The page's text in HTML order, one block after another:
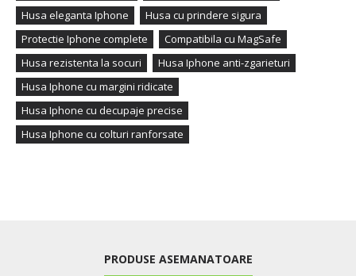
Husa eleganta Iphone
Husa cu prindere sigura
Protectie Iphone complete
Compatibila cu MagSafe
Husa rezistenta la socuri
Husa Iphone anti-zgarieturi
Husa Iphone cu margini ridicate
Husa Iphone cu decupaje precise
Husa Iphone cu colturi ranforsate
PRODUSE ASEMANATOARE